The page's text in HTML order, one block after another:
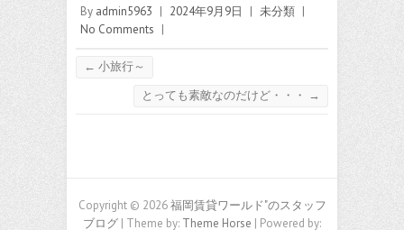
By admin5963 | 2024年9月9日 | 未分類 |
No Comments |
← 小旅行～
とっても素敵なのだけど・・・ →
Copyright © 2026福岡賃貸ワールド"のスタッフ
ブログ | Theme by: Theme Horse | Powered by: